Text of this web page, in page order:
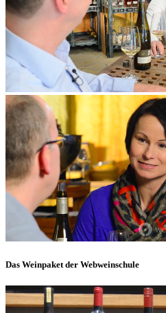
Das Weinpaket der Webweinschule